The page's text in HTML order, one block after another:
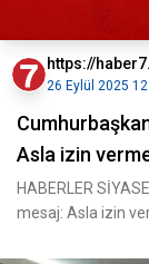
https://
26 Eylül 2025
Asla izin
HABERLER
mesaj: Asla izin